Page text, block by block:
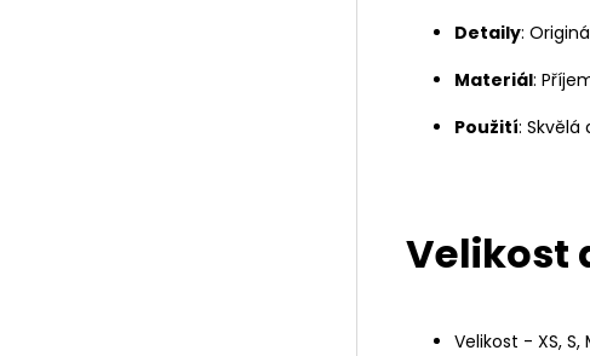
Detaily:
Materiál:
Použití:
Velikost
Velikost - XS, S,